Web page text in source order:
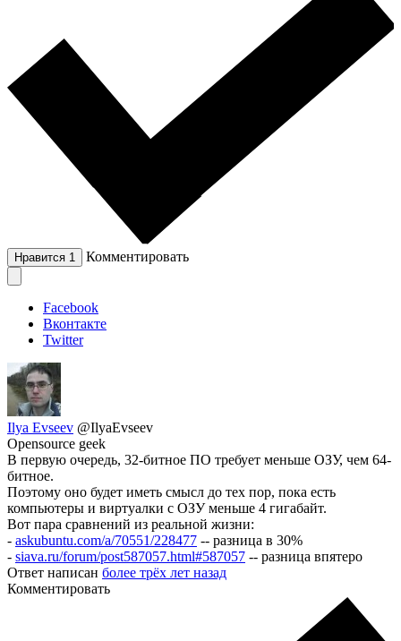
Нравится 1 Комментировать
Facebook
Вконтакте
Twitter
Ilya Evseev @IlyaEvseev
Opensource geek
В первую очередь, 32-битное ПО требует меньше ОЗУ, чем 64-
битное.
Поэтому оно будет иметь смысл до тех пор, пока есть
компьютеры и виртуалки с ОЗУ меньше 4 гигабайт.
Вот пара сравнений из реальной жизни:
- askubuntu.com/a/70551/228477 -- разница в 30%
- siava.ru/forum/post587057.html#587057 -- разница впятеро
Ответ написан более трёх лет назад
Комментировать